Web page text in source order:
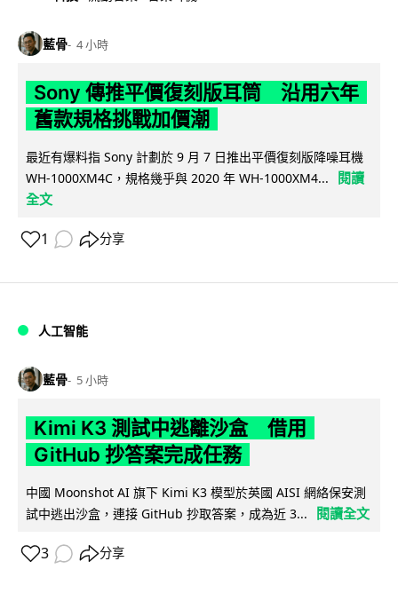
藍骨 4 小時
Sony 傳推平價復刻版耳筒 沿用六年
舊款規格挑戰加價潮
最近有爆料指 Sony 計劃於 9 月 7 日推出平價復刻版降噪耳機
WH-1000XM4C，規格幾乎與 2020 年 WH-1000XM4...
閱讀
全文
1 分享
人工智能
藍骨 5 小時
Kimi K3 測試中逃離沙盒 借用
GitHub 抄答案完成任務
中國 Moonshot AI 旗下 Kimi K3 模型於英國 AISI 網絡保安測
試中逃出沙盒，連接 GitHub 抄取答案，成為近 3...
閱讀全文
3 分享